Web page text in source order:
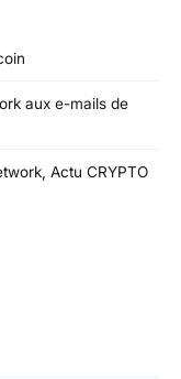
aux e-mails de
Actu CRYPTO